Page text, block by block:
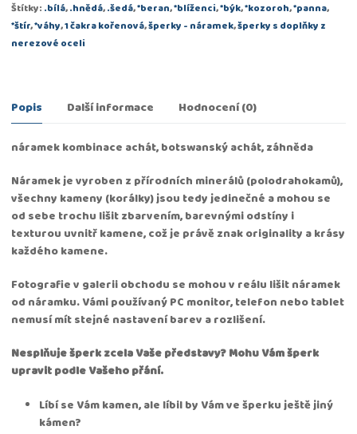
Štítky: .bílá,.hnědá,.šedá,*beran,*blíženci,*býk,*kozoroh,*panna,
*štír,*váhy,1 čakra kořenová,šperky - náramek,šperky s doplňky z
nerezové oceli
Popis Další informace Hodnocení (0)
náramek kombinace achát, botswanský achát, záhněda
Náramek je vyroben z přírodních minerálů (polodrahokamů),
všechny kameny (korálky) jsou tedy jedinečné a mohou se
od sebe trochu lišit zbarvením, barevnými odstíny i
texturou uvnitř kamene, což je právě znak originality a krásy
každého kamene.
Fotografie v galerii obchodu se mohou v reálu lišit náramek
od náramku. Vámi používaný PC monitor, telefon nebo tablet
nemusí mít stejné nastavení barev a rozlišení.
Nesplňuje šperk zcela Vaše představy? Mohu Vám šperk
upravit podle Vašeho přání.
Líbí se Vám kamen, ale líbil by Vám ve šperku ještě jiný
kámen?